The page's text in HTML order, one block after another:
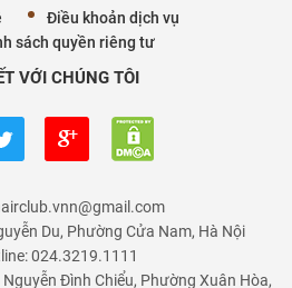
Điều khoản dịch vụ
sách quyền riêng tư
VỚI CHÚNG TÔI
Du, Phường Cửa Nam, Hà Nội
024.3219.1111
Đình Chiểu, Phường Xuân Hòa,